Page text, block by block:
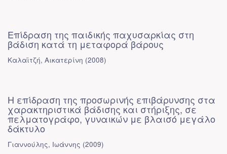
Επίδραση της παιδικής παχυσαρκίας στη
βάδιση κατά τη μεταφορά βάρους
Καλαϊτζή, Αικατερίνη (2008)
Η επίδραση της προσωρινής επιβάρυνσης στα
χαρακτηριστικά βάδισης και στήριξης, σε
πελματογράφο, γυναικών με βλαισό μεγάλο
δάκτυλο
Γιαννούλης, Ιωάννης (2009)